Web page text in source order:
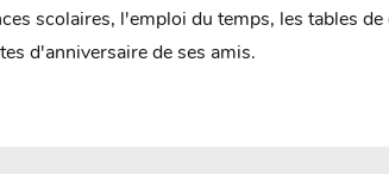
scolaires, l'emploi du temps, les tables
d'anniversaire de ses amis.